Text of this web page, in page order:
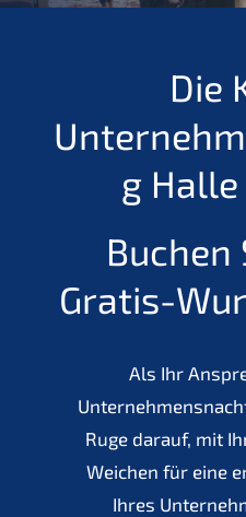
Die
g Halle
Buchen
Gratis-
Als Ihr
Ruge darauf, mit
Weichen für eine
Ihres